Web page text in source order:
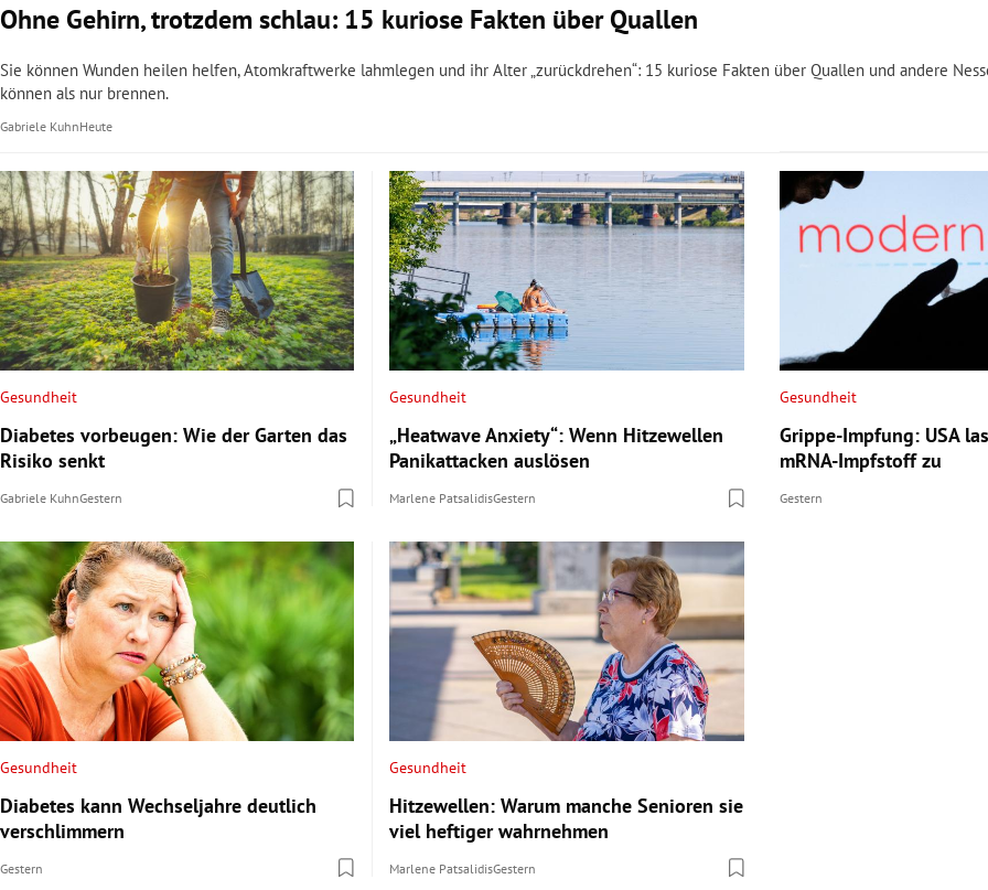
Ohne Gehirn, trotzdem schlau: 15 kuriose Fakten über Quallen
Sie können Wunden heilen helfen, Atomkraftwerke lahmlegen und ihr Alter „zurückdrehen“: 15 kuriose Fakten über Quallen und andere
können als nur brennen.
Gabriele KuhnHeute
Gesundheit
Diabetes vorbeugen: Wie der Garten das
Risiko senkt
Gabriele KuhnGestern
Gesundheit
„Heatwave Anxiety“: Wenn Hitzewellen
Panikattacken auslösen
Marlene PatsalidisGestern
Gesundheit
Grippe-Impfung: USA
mRNA-Impfstoff zu
Gestern
Gesundheit
Diabetes kann Wechseljahre deutlich
verschlimmern
Gestern
Gesundheit
Hitzewellen: Warum manche Senioren sie
viel heftiger wahrnehmen
Marlene PatsalidisGestern